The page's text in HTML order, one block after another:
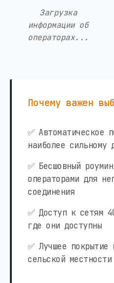
Загрузка
информации об
операторах...
Почему важен
✅ Автоматическое
наиболее сильному
✅ Бесшовный
операторами для
соединения
✅ Доступ к сетям
где они доступны
✅ Лучшее покрытие
сельской местности